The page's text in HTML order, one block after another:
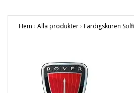
Hem › Alla produkter› Färdigskuren